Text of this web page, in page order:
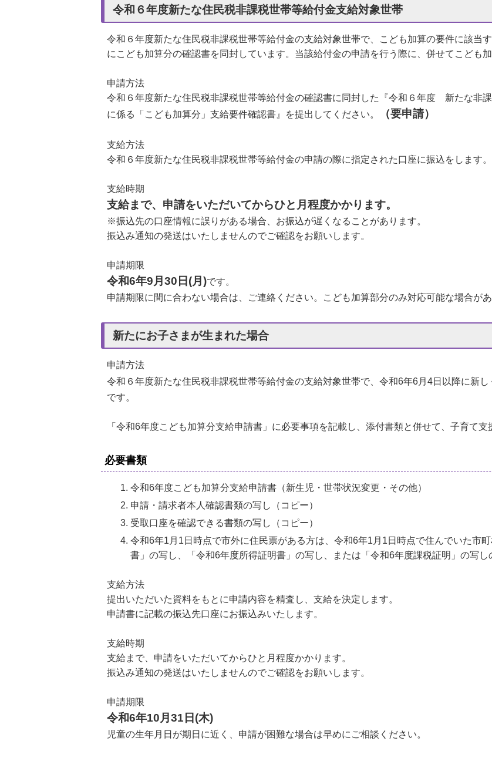
令和６年度新たな住民税非課税世帯等給付金支給対象世帯
令和６年度新たな住民税非課税世帯等給付金の支給対象世帯で、こども加算の要件に該当
にこども加算分の確認書を同封しています。当該給付金の申請を行う際に、併せてこども
申請方法
令和６年度新たな住民税非課税世帯等給付金の確認書に同封した『令和６年度 新たな非
に係る「こども加算分」支給要件確認書』を提出してください。
（要申請）
支給方法
令和６年度新たな住民税非課税世帯等給付金の申請の際に指定された口座に振込をします。
支給時期
支給まで、申請をいただいてからひと月程度かかります。
※振込先の口座情報に誤りがある場合、お振込が遅くなることがあります。
振込み通知の発送はいたしませんのでご確認をお願いします。
申請期限
令和6年9月30日(月)です。
申請期限に間に合わない場合は、ご連絡ください。こども加算部分のみ対応可能な場合があ
新たにお子さまが生まれた場合
申請方法
令和６年度新たな住民税非課税世帯等給付金の支給対象世帯で、令和6年6月4日以降に新
です。
「令和6年度こども加算分支給申請書」に必要事項を記載し、添付書類と併せて、子育て支
必要書類
令和6年度こども加算分支給申請書（新生児・世帯状況変更・その他）
申請・請求者本人確認書類の写し（コピー）
受取口座を確認できる書類の写し（コピー）
令和6年1月1日時点で市外に住民票がある方は、令和6年1月1日時点で住んでいた市
書」の写し、「令和6年度所得証明書」の写し、または「令和6年度課税証明」の写し
支給方法
提出いただいた資料をもとに申請内容を精査し、支給を決定します。
申請書に記載の振込先口座にお振込みいたします。
支給時期
支給まで、申請をいただいてからひと月程度かかります。
振込み通知の発送はいたしませんのでご確認をお願いします。
申請期限
令和6年10月31日(木)
児童の生年月日が期日に近く、申請が困難な場合は早めにご相談ください。